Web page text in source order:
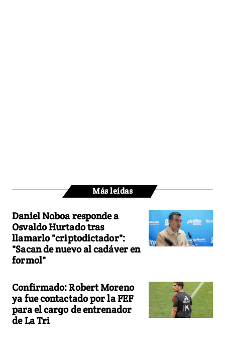
Más leídas
Daniel Noboa responde a
Osvaldo Hurtado tras
llamarlo "criptodictador":
"Sacan de nuevo al cadáver en
formol"
Confirmado: Robert Moreno
ya fue contactado por la FEF
para el cargo de entrenador
de La Tri